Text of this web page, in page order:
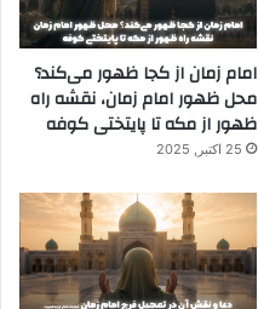
امام زمان از کجا ظهور می‌کند؟
محل ظهور امام زمان، نقشه راه
ظهور از مکه تا پایتختی کوفه
25 اکتبر, 2025